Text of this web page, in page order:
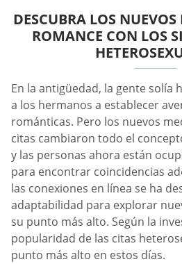
DESCUBRA LOS
ROMANCE CON LOS
En la antigüedad, la gente solía
a los hermanos a establecer
románticas. Pero los nuevos
citas cambiaron todo el
y las personas ahora están
para encontrar coincidencias
las conexiones en línea se ha
adaptabilidad para explorar
su punto más alto. Según la
popularidad de las citas
punto más alto en estos días.